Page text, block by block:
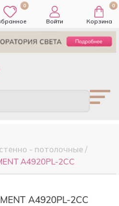
0
Войти
0
Корзина
- потолочные/
A4920PL-2CC
A4920PL-2CC